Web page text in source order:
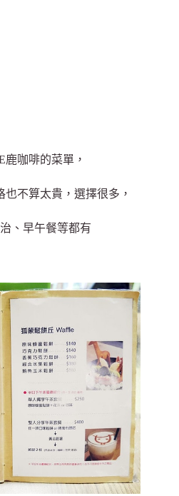
鹿咖啡的菜單，
不算太貴，選擇很多，
、早午餐等都有